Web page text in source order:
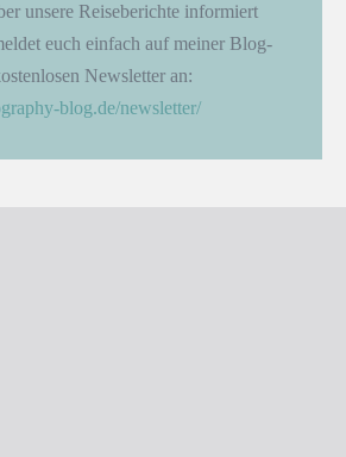
unsere Reiseberichte informiert
euch einfach auf meiner Blog-
Newsletter an:
blog.de/newsletter/